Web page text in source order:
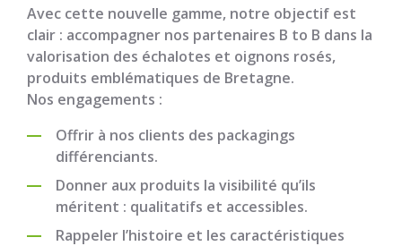
Avec cette nouvelle gamme, notre objectif est
clair : accompagner nos partenaires B to B dans la
valorisation des échalotes et oignons rosés,
produits emblématiques de Bretagne.
Nos engagements :
Offrir à nos clients des packagings
différenciants.
Donner aux produits la visibilité qu’ils
méritent : qualitatifs et accessibles.
Rappeler l’histoire et les caractéristiques